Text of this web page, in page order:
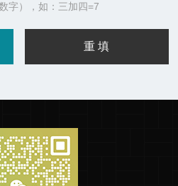
字），如：三加四=7